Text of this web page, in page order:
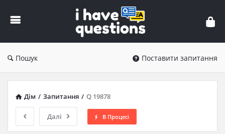
iHaveQuestions
Пошук Поставити запитання
Дім / Запитання / Q 19878
Далі В Процесі